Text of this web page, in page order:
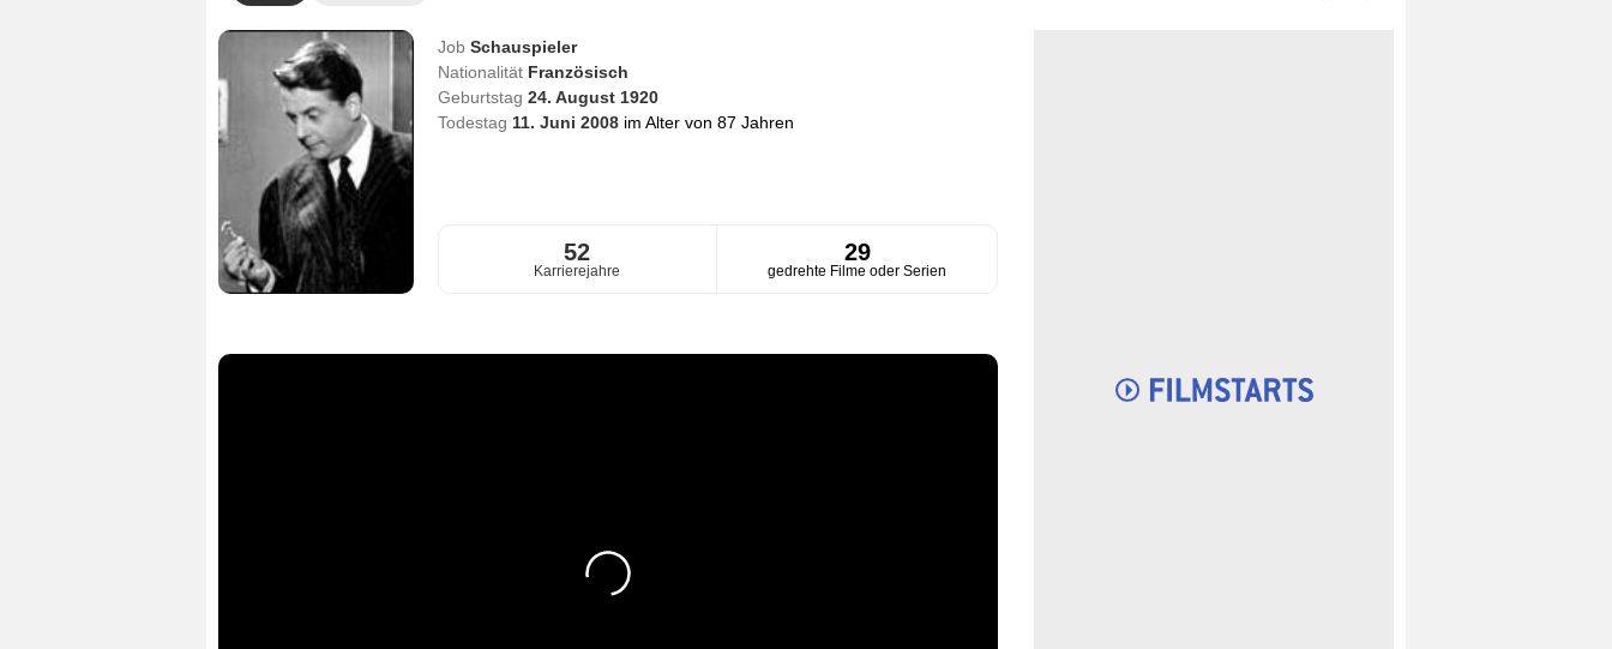
Job Schauspieler
Nationalität Französisch
Geburtstag 24. August 1920
Todestag 11. Juni 2008 im Alter von 87 Jahren
52
Karrierejahre
29
gedrehte Filme oder Serien